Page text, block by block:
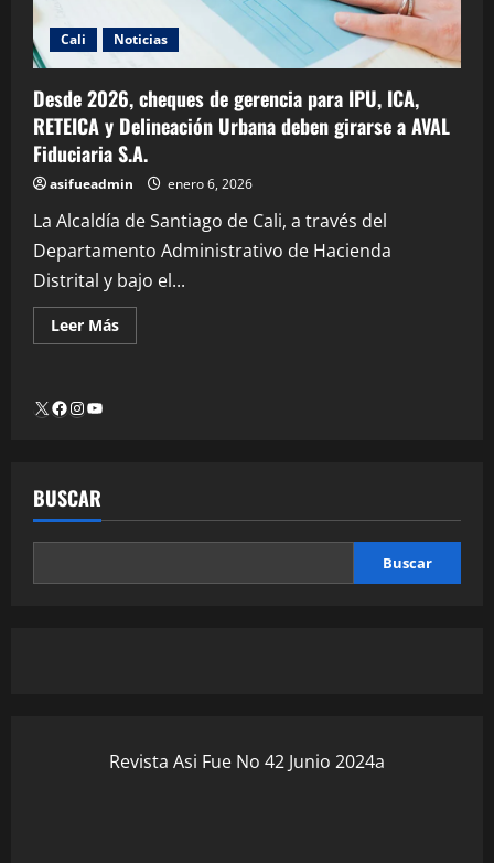
Cali Noticias
Desde 2026, cheques de gerencia para IPU, ICA,
RETEICA y Delineación Urbana deben girarse a AVAL
Fiduciaria S.A.
asifueadmin enero 6, 2026
La Alcaldía de Santiago de Cali, a través del
Departamento Administrativo de Hacienda
Distrital y bajo el...
Leer Más
BUSCAR
Buscar
Revista Asi Fue No 42 Junio 2024a